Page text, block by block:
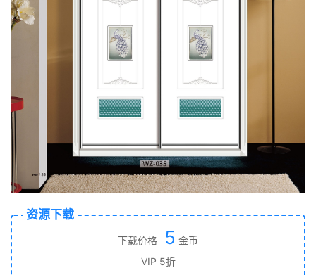
资源下载
下载价格 5 金币
VIP 5折